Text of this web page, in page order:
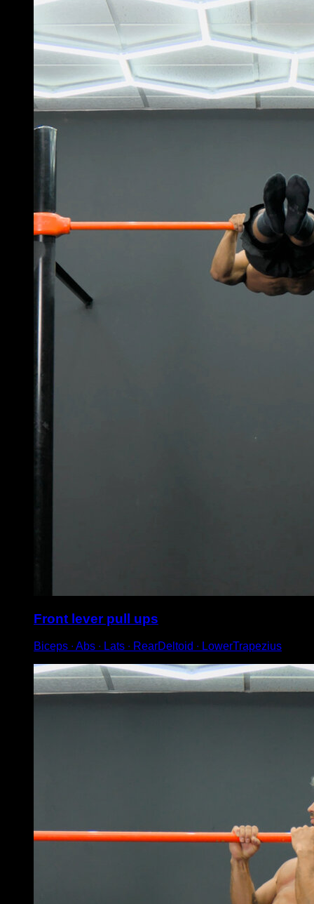
Front lever pull ups
Biceps ∙ Abs ∙ Lats ∙ RearDeltoid ∙ LowerTrapezius